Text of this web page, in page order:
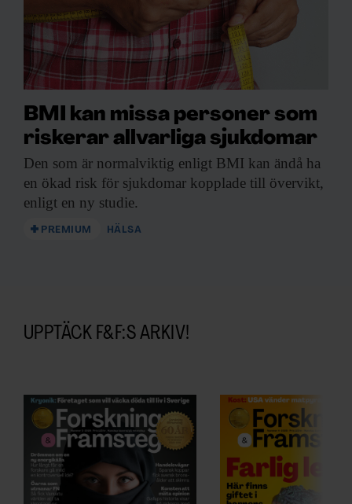
BMI kan missa personer som
riskerar allvarliga sjukdomar
Den som är normalviktig enligt BMI kan ändå ha
en ökad risk för sjukdomar kopplade till övervikt,
enligt en ny studie.
PREMIUM HÄLSA
UPPTÄCK F&F:S ARKIV!